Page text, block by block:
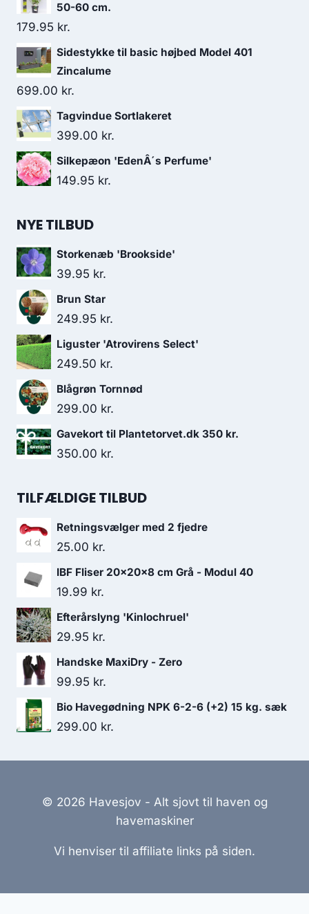
50-60 cm.
179.95 kr.
Sidestykke til basic højbed Model 401
Zincalume
699.00 kr.
Tagvindue Sortlakeret
399.00 kr.
Silkepæon 'EdenÂ´s Perfume'
149.95 kr.
NYE TILBUD
Storkenæb 'Brookside'
39.95 kr.
Brun Star
249.95 kr.
Liguster 'Atrovirens Select'
249.50 kr.
Blågrøn Tornnød
299.00 kr.
Gavekort til Plantetorvet.dk 350 kr.
350.00 kr.
TILFÆLDIGE TILBUD
Retningsvælger med 2 fjedre
25.00 kr.
IBF Fliser 20x20x8 cm Grå - Modul 40
19.99 kr.
Efterårslyng 'Kinlochruel'
29.95 kr.
Handske MaxiDry - Zero
99.95 kr.
Bio Havegødning NPK 6-2-6 (+2) 15 kg. sæk
299.00 kr.
© 2026 Havesjov - Alt sjovt til haven og
havemaskiner
Vi henviser til affiliate links på siden.